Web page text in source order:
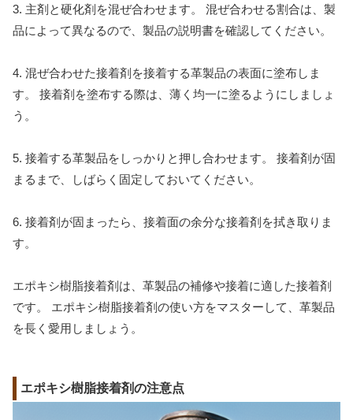
3. 主剤と硬化剤を混ぜ合わせます。 混ぜ合わせる割合は、製
品によって異なるので、製品の説明書を確認してください。
4. 混ぜ合わせた接着剤を接着する革製品の表面に塗布しま
す。 接着剤を塗布する際は、薄く均一に塗るようにしましょ
う。
5. 接着する革製品をしっかりと押し合わせます。 接着剤が固
まるまで、しばらく固定しておいてください。
6. 接着剤が固まったら、接着面の余分な接着剤を拭き取りま
す。
エポキシ樹脂接着剤は、革製品の補修や接着に適した接着剤
です。 エポキシ樹脂接着剤の使い方をマスターして、革製品
を長く愛用しましょう。
エポキシ樹脂接着剤の注意点